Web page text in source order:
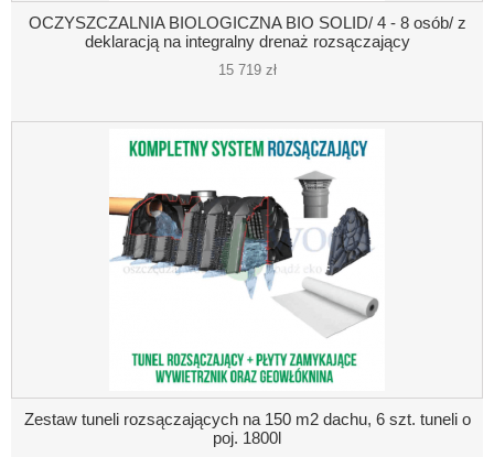
OCZYSZCZALNIA BIOLOGICZNA BIO SOLID/ 4 - 8 osób/ z
deklaracją na integralny drenaż rozsączający
15 719 zł
Zestaw tuneli rozsączających na 150 m2 dachu, 6 szt. tuneli o
poj. 1800l